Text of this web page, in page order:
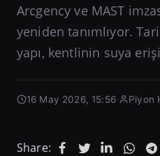
Arcgency ve MAST
yeniden tanımlıyor.
yapı, kentlinin suya
16 May 2026, 15:56· Piyon
Share: